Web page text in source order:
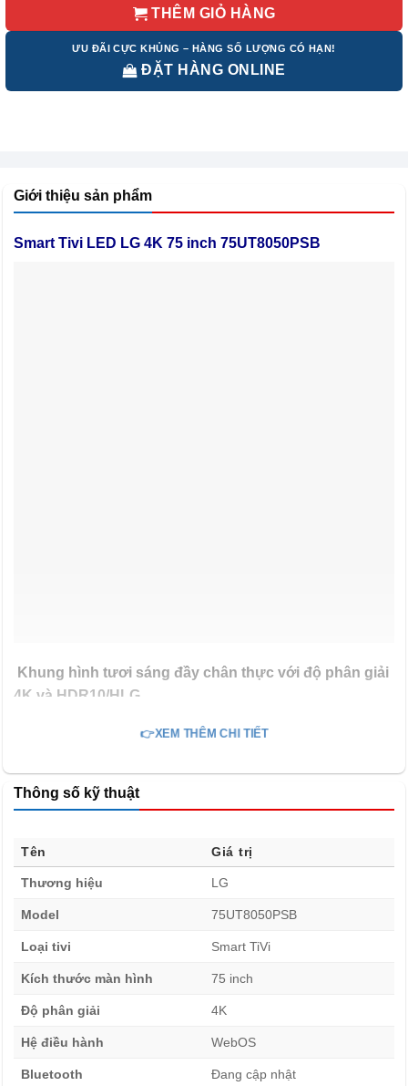
THÊM GIỎ HÀNG
ƯU ĐÃI CỰC KHỦNG – HÀNG SỐ LƯỢNG CÓ HẠN!
ĐẶT HÀNG ONLINE
Giới thiệu sản phẩm
Smart Tivi LED LG 4K 75 inch 75UT8050PSB
Khung hình tươi sáng đầy chân thực với độ phân giải
4K và HDR10/HLG
Bộ xử lý α5 AI Processor 4K Gen7 cho trải nghiệm mãn
Tivi LG 75 inch 75UT8050PSB được trang bị bộ xử lý α5
AI Processor 4K Gen7 tối ưu độ sáng để khung hình trở
để bạn đắm chìm trong trải nghiệm xứng tầm tuyệt đỉnh với
hình ảnh chất lượng, âm thanh sống động.
👉XEM THÊM CHI TIẾT
Thông số kỹ thuật
Tên Giá trị
Thương hiệu LG
Model 75UT8050PSB
Loại tivi Smart TiVi
Kích thước màn hình 75 inch
Độ phân giải 4K
Hệ điều hành WebOS
Bluetooth Đang cập nhật